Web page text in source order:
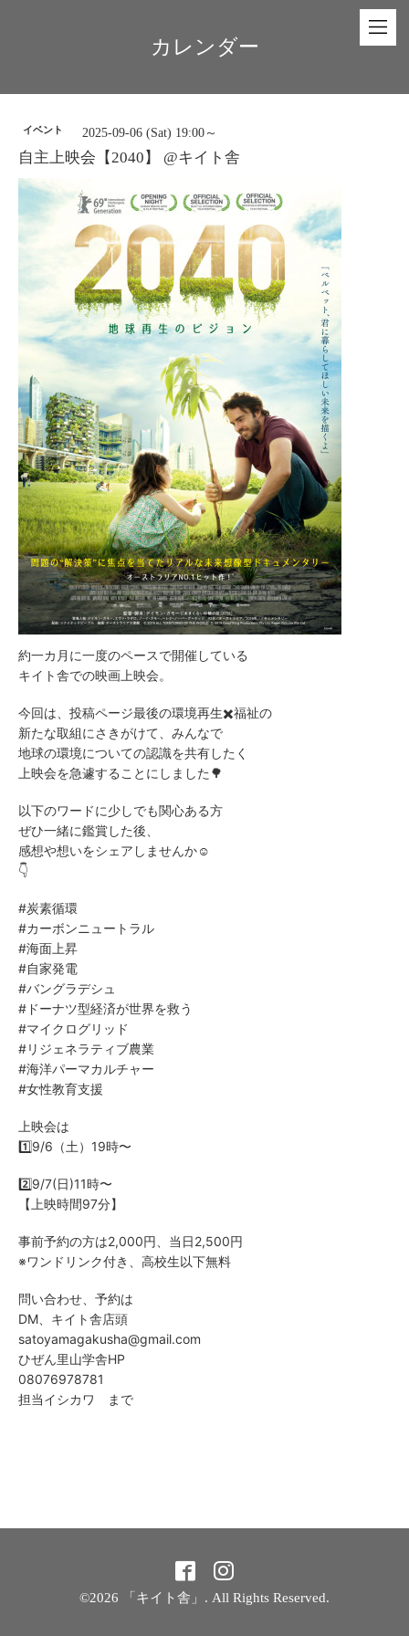
カレンダー
イベント 2025-09-06 (Sat) 19:00～
自主上映会【2040】 @キイト舎
約一カ月に一度のペースで開催している
キイト舎での映画上映会。
今回は、投稿ページ最後の環境再生✖️福祉の
新たな取組にさきがけて、みんなで
地球の環境についての認識を共有したく
上映会を急遽することにしました🌳
以下のワードに少しでも関心ある方
ぜひ一緒に鑑賞した後、
感想や想いをシェアしませんか☺️
👇
#炭素循環
#カーボンニュートラル
#海面上昇
#自家発電
#バングラデシュ
#ドーナツ型経済が世界を救う
#マイクログリッド
#リジェネラティブ農業
#海洋パーマカルチャー
#女性教育支援
上映会は
1️⃣9/6（土）19時〜
2️⃣9/7(日)11時〜
【上映時間97分】
事前予約の方は2,000円、当日2,500円
※ワンドリンク付き、高校生以下無料
問い合わせ、予約は
DM、キイト舎店頭
satoyamagakusha@gmail.com
ひぜん里山学舎HP
08076978781
担当イシカワ まで
©2026 「キイト舎」 . All Rights Reserved.